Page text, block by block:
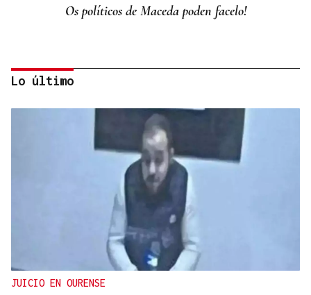
Os políticos de Maceda poden facelo!
La Región
Que é a Historia?
Lo último
JUICIO EN OURENSE